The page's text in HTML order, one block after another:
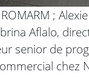
;
Aflalo,
senior de
chez